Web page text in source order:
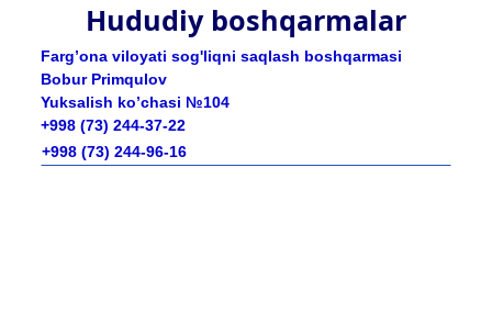
Hududiy boshqarmalar
Farg’ona viloyati sog'liqni saqlash boshqarmasi
Bobur Primqulov
Yuksalish ko’chasi №104
+998 (73) 244-37-22
+998 (73) 244-96-16